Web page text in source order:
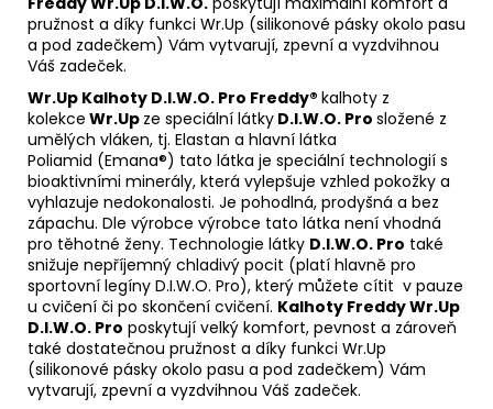
pružnost a díky funkci Wr.Up (silikonové pásky okolo pasu
a pod zadečkem) Vám vytvarují, zpevní a vyzdvihnou
Váš zadeček.
Wr.Up Kalhoty D.I.W.O. Pro Freddy® kalhoty z
kolekce Wr.Up ze speciální látky D.I.W.O. Pro složené z
umělých vláken, tj. Elastan a hlavní látka
Poliamid (Emana®) tato látka je speciální technologií s
bioaktivními minerály, která vylepšuje vzhled pokožky a
vyhlazuje nedokonalosti. Je pohodlná, prodyšná a bez
zápachu. Dle výrobce výrobce tato látka není vhodná
pro těhotné ženy. Technologie látky D.I.W.O. Pro také
snižuje nepříjemný chladivý pocit (platí hlavně pro
sportovní legíny D.I.W.O. Pro), který můžete cítit v pauze
u cvičení či po skončení cvičení. Kalhoty Freddy Wr.Up
D.I.W.O. Pro poskytují velký komfort, pevnost a zároveň
také dostatečnou pružnost a díky funkci Wr.Up
(silikonové pásky okolo pasu a pod zadečkem) Vám
vytvarují, zpevní a vyzdvihnou Váš zadeček.